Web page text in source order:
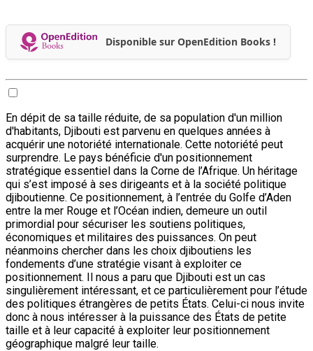
Disponible sur OpenEdition Books !
En dépit de sa taille réduite, de sa population d'un million
d'habitants, Djibouti est parvenu en quelques années à
acquérir une notoriété internationale. Cette notoriété peut
surprendre. Le pays bénéficie d'un positionnement
stratégique essentiel dans la Corne de l’Afrique. Un héritage
qui s’est imposé à ses dirigeants et à la société politique
djiboutienne. Ce positionnement, à l’entrée du Golfe d’Aden
entre la mer Rouge et l’Océan indien, demeure un outil
primordial pour sécuriser les soutiens politiques,
économiques et militaires des puissances. On peut
néanmoins chercher dans les choix djiboutiens les
fondements d’une stratégie visant à exploiter ce
positionnement. Il nous a paru que Djibouti est un cas
singulièrement intéressant, et ce particulièrement pour l’étude
des politiques étrangères de petits États. Celui-ci nous invite
donc à nous intéresser à la puissance des États de petite
taille et à leur capacité à exploiter leur positionnement
géographique malgré leur taille.